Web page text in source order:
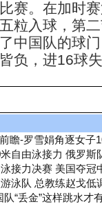
赛。在加时
粒入球，第
中国队的球
负，进16球
瞻-罗雪娟角逐女子
自由泳接力 俄罗斯
接力决赛 美国夺冠
泳队 总教练赵戈低
“丢金”这样跳水才